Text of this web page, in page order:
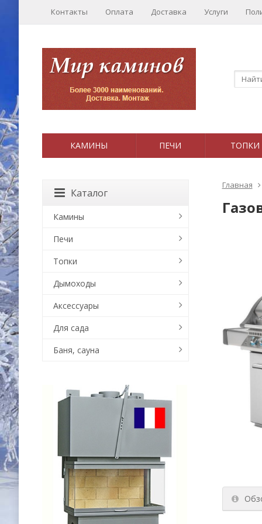
Контакты Оплата Доставка Услуги
КАМИНЫ ПЕЧИ ТОПКИ
Главная
Каталог
Камины
Печи
Топки
Дымоходы
Аксессуары
Для сада
Баня, сауна